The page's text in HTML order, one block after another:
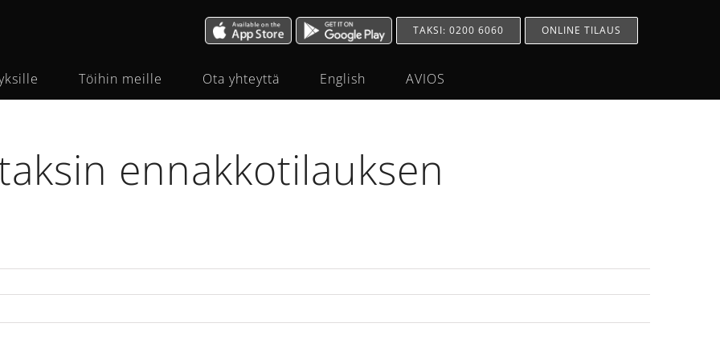
TAKSI: 0200 6060 ONLINE TILAUS
Töihin meille Ota yhteyttä English AVIOS
ennakkotilauksen